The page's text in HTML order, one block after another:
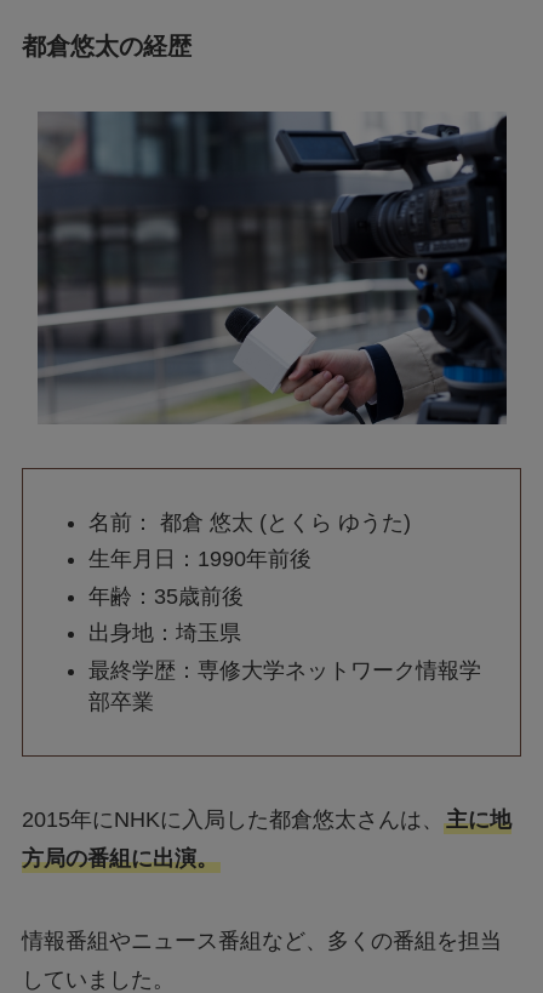
都倉悠太の経歴
名前： 都倉 悠太 (とくら ゆうた)
生年月日：1990年前後
年齢：35歳前後
出身地：埼玉県
最終学歴：専修大学ネットワーク情報学
部卒業
2015年にNHKに入局した都倉悠太さんは、 主に地
方局の番組に出演。
情報番組やニュース番組など、多くの番組を担当
していました。